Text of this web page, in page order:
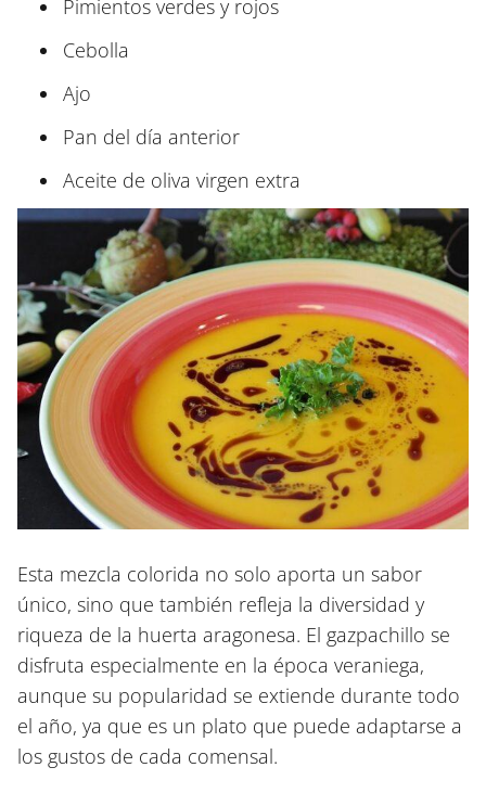
Pimientos verdes y rojos
Cebolla
Ajo
Pan del día anterior
Aceite de oliva virgen extra
Esta mezcla colorida no solo aporta un sabor
único, sino que también refleja la diversidad y
riqueza de la huerta aragonesa. El gazpachillo se
disfruta especialmente en la época veraniega,
aunque su popularidad se extiende durante todo
el año, ya que es un plato que puede adaptarse a
los gustos de cada comensal.